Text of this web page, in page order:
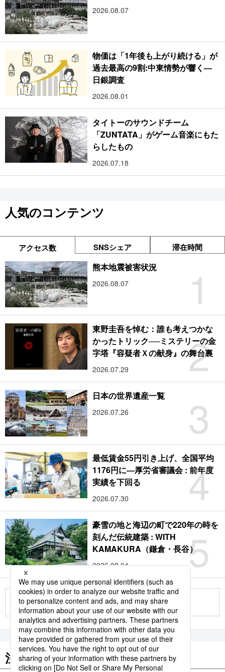
2026.08.07
物価は「1年後も上がり続ける」が
過去最高の9割:中東情勢が響く―
日銀調査
2026.08.01
タイトーのサウンドチーム
「ZUNTATA」がゲーム音楽にもた
らしたもの
2026.07.18
人気のコンテンツ
アクセス数 SNSシェア 滞在時間
1
熊本地震被害状況
2026.08.07
2
東野圭吾を悼む：誰も考えつかな
かったトリック──ミステリーの金
字塔『容疑者Ｘの献身』の舞台裏
2026.07.29
3
日本の世界遺産一覧
2026.07.26
4
最低賃金55円引き上げ、全国平均
1176円に―厚労省審議会 : 前年度
実績を下回る
2026.07.30
5
豪雪の地と海辺の町で220年の時を
刻んだ伝統建築 : WITH
KAMAKURA（鎌倉・長谷）
2026.08.04
もっと見る
注目のキーワード